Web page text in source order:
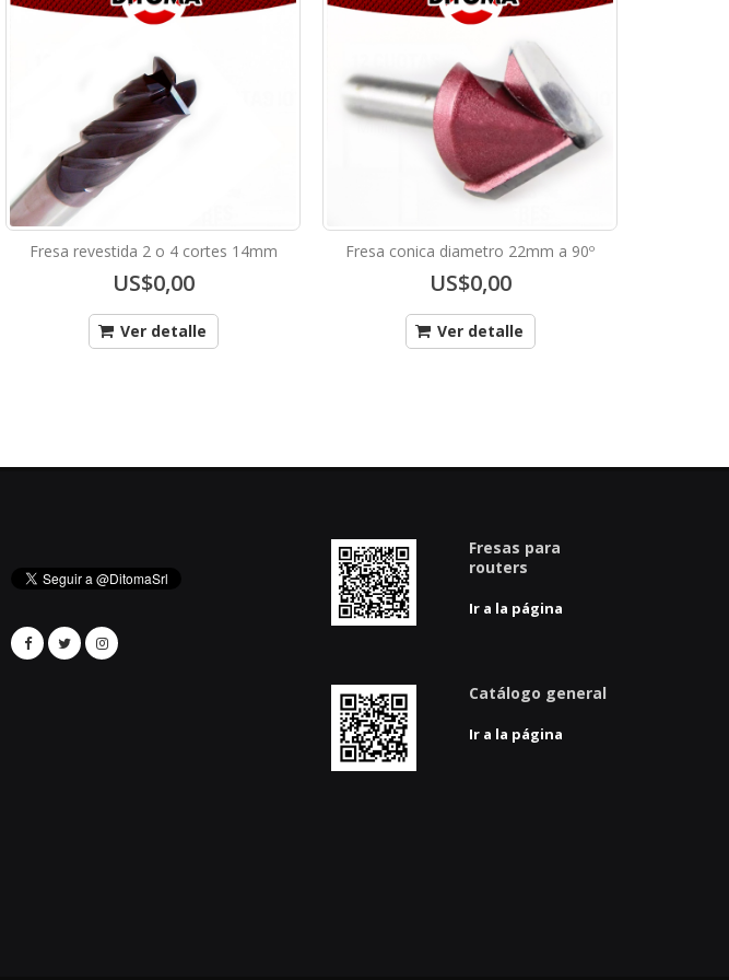
Fresa revestida 2 o 4 cortes 14mm
US$0,00
Ver detalle
Fresa conica diametro 22mm a 90º
US$0,00
Ver detalle
Fresas para
routers
Ir a la página
Catálogo general
Ir a la página